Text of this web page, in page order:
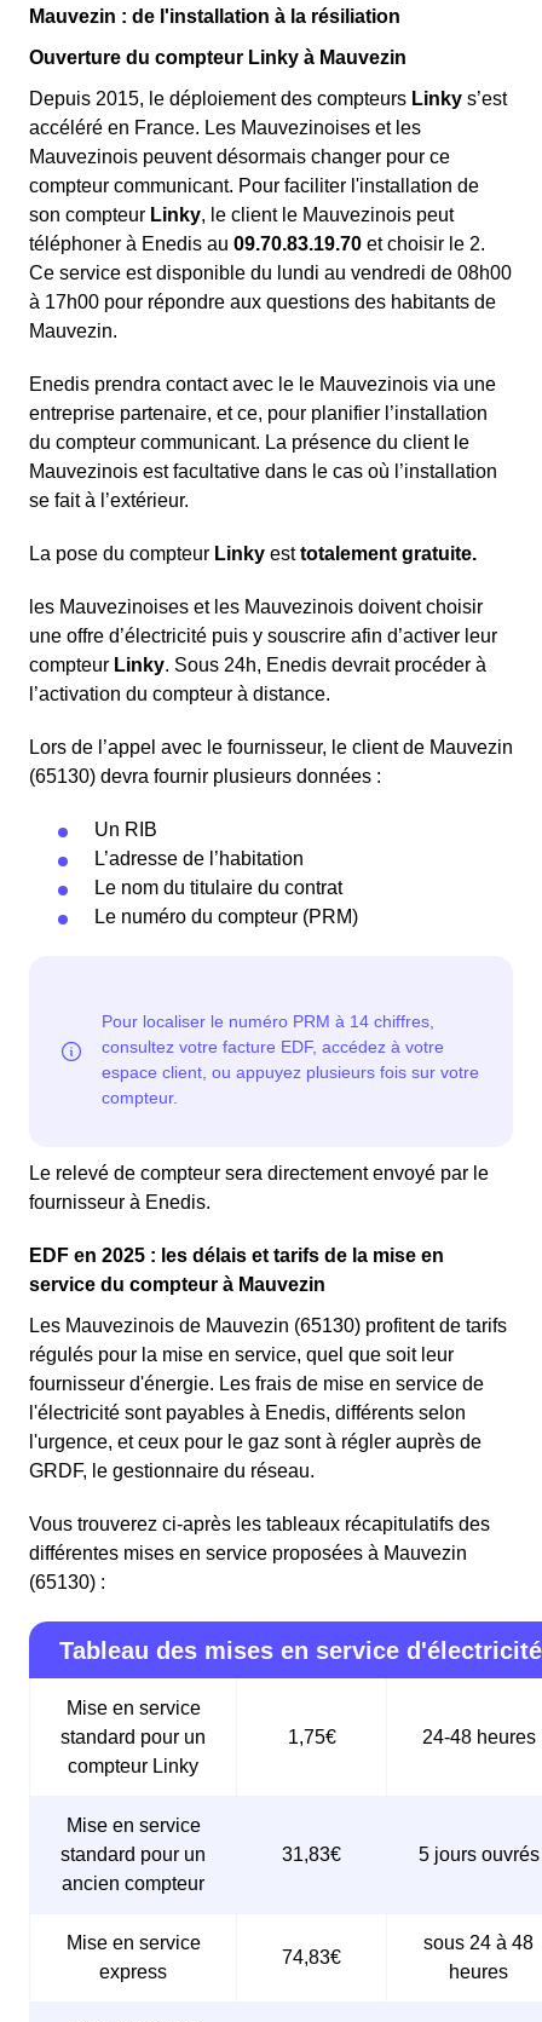
Mauvezin : de l'installation à la résiliation
Ouverture du compteur Linky à Mauvezin
Depuis 2015, le déploiement des compteurs Linky s’est
accéléré en France. Les Mauvezinoises et les
Mauvezinois peuvent désormais changer pour ce
compteur communicant. Pour faciliter l'installation de
son compteur Linky, le client le Mauvezinois peut
téléphoner à Enedis au 09.70.83.19.70 et choisir le 2.
Ce service est disponible du lundi au vendredi de 08h00
à 17h00 pour répondre aux questions des habitants de
Mauvezin.
Enedis prendra contact avec le le Mauvezinois via une
entreprise partenaire, et ce, pour planifier l’installation
du compteur communicant. La présence du client le
Mauvezinois est facultative dans le cas où l’installation
se fait à l’extérieur.
La pose du compteur Linky esttotalement gratuite.
les Mauvezinoises et les Mauvezinois doivent choisir
une offre d’électricité puis y souscrire afin d’activer leur
compteur Linky. Sous 24h, Enedis devrait procéder à
l’activation du compteur à distance.
Lors de l’appel avec le fournisseur, le client de Mauvezin
(65130) devra fournir plusieurs données :
Un RIB
L’adresse de l’habitation
Le nom du titulaire du contrat
Le numéro du compteur (PRM)
Le relevé de compteur sera directement envoyé par le
fournisseur à Enedis.
EDF en 2025 : les délais et tarifs de la mise en
service du compteur à Mauvezin
Les Mauvezinois de Mauvezin (65130) profitent de tarifs
régulés pour la mise en service, quel que soit leur
fournisseur d'énergie. Les frais de mise en service de
l'électricité sont payables à Enedis, différents selon
l'urgence, et ceux pour le gaz sont à régler auprès de
GRDF, le gestionnaire du réseau.
Vous trouverez ci-après les tableaux récapitulatifs des
différentes mises en service proposées à Mauvezin
(65130) :
Tableau des mises en service d'électricité
Mise en service
standard pour un
compteur Linky
1,75€ 24-48 heures
Mise en service
standard pour un
ancien compteur
31,83€ 5 jours ouvrés
Mise en service
express
74,83€
sous 24 à 48
heures